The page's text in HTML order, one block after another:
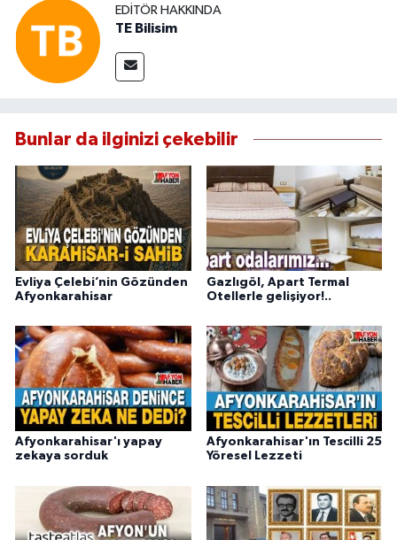
EDITÖR HAKKINDA
TE Bilisim
Bunlar da ilginizi çekebilir
Evliya Çelebi’nin Gözünden
Afyonkarahisar
Gazlıgöl, Apart Termal
Otellerle gelişiyor!..
Afyonkarahisar'ı yapay
zekaya sorduk
Afyonkarahisar'ın Tescilli 25
Yöresel Lezzeti